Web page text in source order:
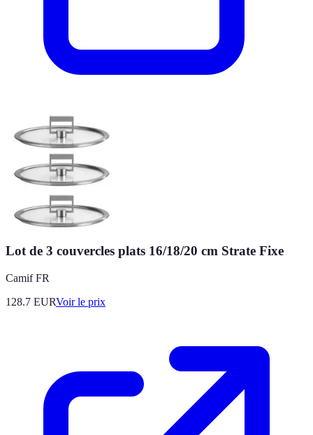
Lot de 3 couvercles plats 16/18/20 cm Strate Fixe
Camif FR
128.7 EURVoir le prix